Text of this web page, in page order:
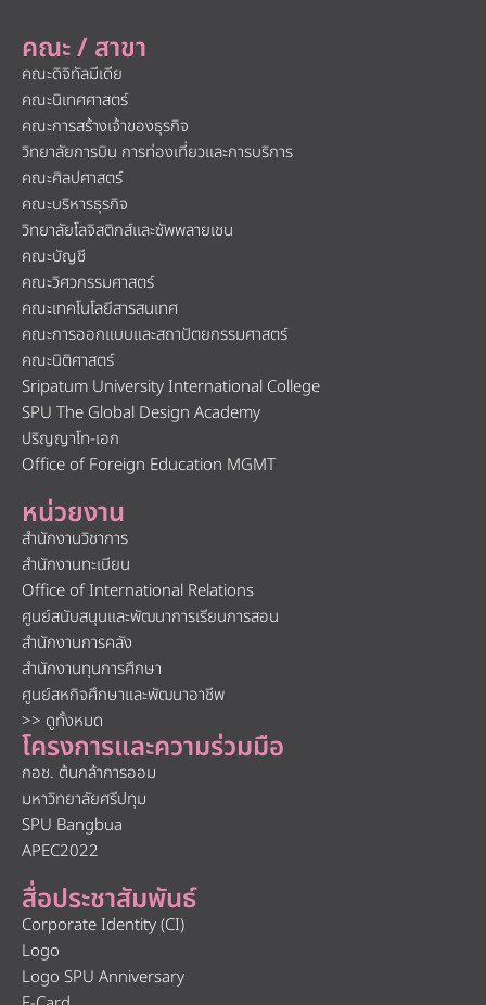
คณะ / สาขา
คณะดิจิทัลมีเดีย
คณะนิเทศศาสตร์
คณะการสร้างเจ้าของธุรกิจ
วิทยาลัยการบิน การท่องเที่ยวและการบริการ
คณะศิลปศาสตร์
คณะบริหารธุรกิจ
วิทยาลัยโลจิสติกส์และซัพพลายเชน
คณะบัญชี
คณะวิศวกรรมศาสตร์
คณะเทคโนโลยีสารสนเทศ
คณะการออกแบบและสถาปัตยกรรมศาสตร์
คณะนิติศาสตร์
Sripatum University International College
SPU The Global Design Academy
ปริญญาโท-เอก
Office of Foreign Education MGMT
หน่วยงาน
สำนักงานวิชาการ
สำนักงานทะเบียน
Office of International Relations
ศูนย์สนับสนุนและพัฒนาการเรียนการสอน
สำนักงานการคลัง
สำนักงานทุนการศึกษา
ศูนย์สหกิจศึกษาและพัฒนาอาชีพ
>> ดูทั้งหมด
โครงการและความร่วมมือ
กอช. ต้นกล้าการออม
มหาวิทยาลัยศรีปทุม
SPU Bangbua
APEC2022
สื่อประชาสัมพันธ์
Corporate Identity (CI)
Logo
Logo SPU Anniversary